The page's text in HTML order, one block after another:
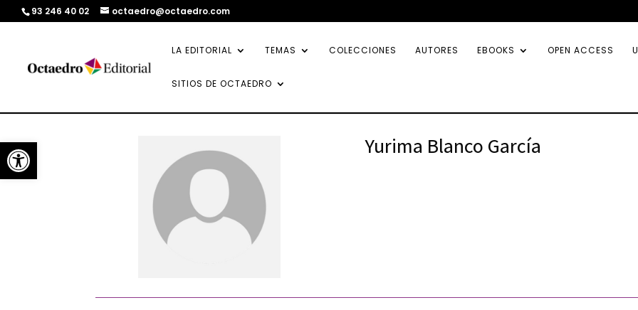
Abrir barra de herramientas
93 246 40 02 octaedro@octaedro.com
LA EDITORIAL TEMAS COLECCIONES AUTORES EBOOKS OPEN ACCESS
SITIOS DE OCTAEDRO
Yurima Blanco García